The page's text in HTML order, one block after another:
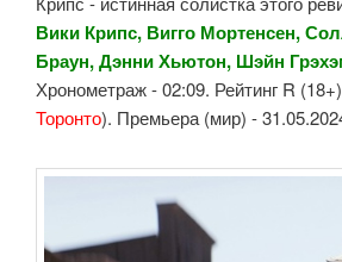
Вики Крипс, Вигго Мортенсен,
Браун, Дэнни Хьютон, Шэйн
Хронометраж - 02:09. Рейтинг R
Торонто). Премьера (мир) -